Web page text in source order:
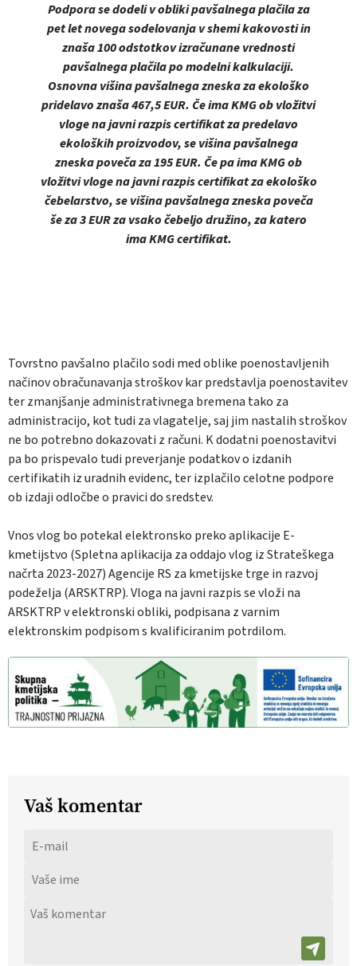
Podpora se dodeli v obliki pavšalnega plačila za
pet let novega sodelovanja v shemi kakovosti in
znaša 100 odstotkov izračunane vrednosti
pavšalnega plačila po modelni kalkulaciji.
Osnovna višina pavšalnega zneska za ekološko
pridelavo znaša 467,5 EUR. Če ima KMG ob vložitvi
vloge na javni razpis certifikat za predelavo
ekoloških proizvodov, se višina pavšalnega
zneska poveča za 195 EUR. Če pa ima KMG ob
vložitvi vloge na javni razpis certifikat za ekološko
čebelarstvo, se višina pavšalnega zneska poveča
še za 3 EUR za vsako čebeljo družino, za katero
ima KMG certifikat.
Tovrstno pavšalno plačilo sodi med oblike poenostavljenih
načinov obračunavanja stroškov kar predstavlja poenostavitev
ter zmanjšanje administrativnega bremena tako za
administracijo, kot tudi za vlagatelje, saj jim nastalih stroškov
ne bo potrebno dokazovati z računi. K dodatni poenostavitvi
pa bo prispevalo tudi preverjanje podatkov o izdanih
certifikatih iz uradnih evidenc, ter izplačilo celotne podpore
ob izdaji odločbe o pravici do sredstev.
Vnos vlog bo potekal elektronsko preko aplikacije E-
kmetijstvo (Spletna aplikacija za oddajo vlog iz Strateškega
načrta 2023-2027) Agencije RS za kmetijske trge in razvoj
podeželja (ARSKTRP). Vloga na javni razpis se vloži na
ARSKTRP v elektronski obliki, podpisana z varnim
elektronskim podpisom s kvalificiranim potrdilom.
Vaš komentar